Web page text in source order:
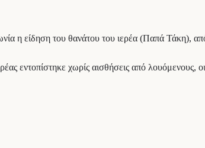
η είδηση του θανάτου του ιερέα (Παπά Τάκη),
εντοπίστηκε χωρίς αισθήσεις από